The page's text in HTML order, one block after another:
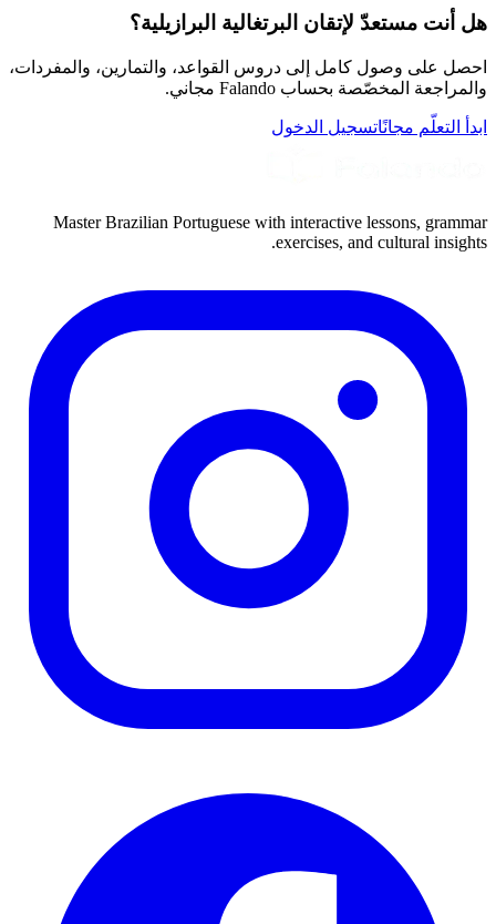
هل أنت مستعدّ لإتقان البرتغالية البرازيلية؟
احصل على وصول كامل إلى دروس القواعد، والتمارين، والمفردات،
والمراجعة المخصّصة بحساب Falando مجاني.
ابدأ التعلّم مجانًاتسجيل الدخول
Master Brazilian Portuguese with interactive lessons, grammar
exercises, and cultural insights.